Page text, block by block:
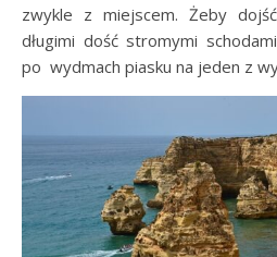
zwykle z miejscem. Żeby
długimi dość stromymi
po wydmach piasku na jeden z